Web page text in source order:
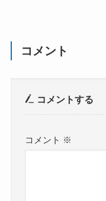
コメント
コメントする
コメント ※